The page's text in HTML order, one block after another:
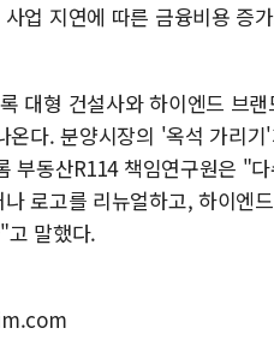
업 지연에 따른 금융비용 증
대형 건설사와 하이엔드 브
온다. 분양시장의 '옥석 가리
부동산R114 책임연구원은 "
로고를 리뉴얼하고, 하이엔
고 말했다.